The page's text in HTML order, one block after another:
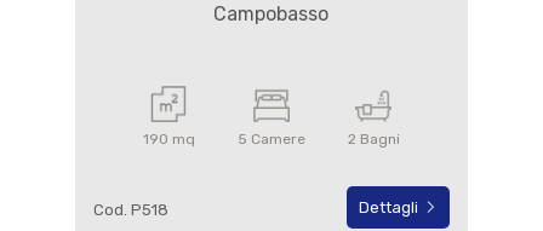
Campobasso
190 mq 5 Camere 2 Bagni
Cod. P518 Dettagli